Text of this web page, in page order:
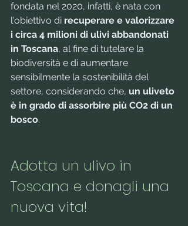
fondata nel 2020, infatti, è nata con
l'obiettivo di recuperare e valorizzare
i circa 4 milioni di ulivi abbandonati
in Toscana, al fine di tutelare la
biodiversità e di aumentare
sensibilmente la sostenibilità del
settore, considerando che, un uliveto
è in grado di assorbire più CO2 di un
bosco.
Adotta un ulivo in
Toscana e donagli una
nuova vita!